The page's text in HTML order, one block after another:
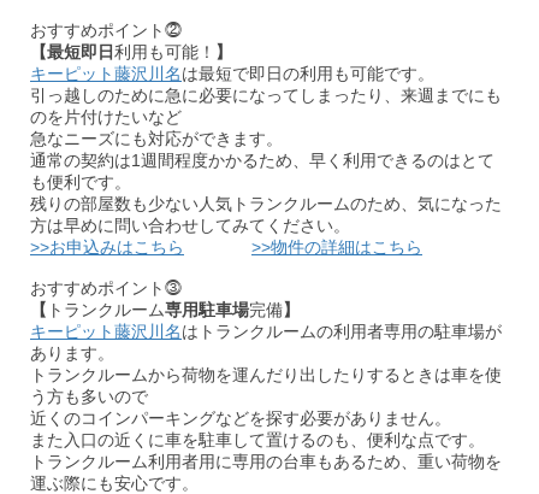
おすすめポイント⓶
【最短即日利用も可能！ 】
キーピット藤沢川名は最短で即日の利用も可能です。
引っ越しのために急に必要になってしまったり、来週までにも
のを片付けたいなど
急なニーズにも対応ができます。
通常の契約は1週間程度かかるため、早く利用できるのはとて
も便利です。
残りの部屋数も少ない人気トランクルームのため、気になった
方は早めに問い合わせしてみてください。
>>お申込みはこちら
>>物件の詳細はこちら
おすすめポイント⓷
【 トランクルーム専用駐車場完備】
キーピット藤沢川名はトランクルームの利用者専用の駐車場が
あります。
トランクルームから荷物を運んだり出したりするときは車を使
う方も多いので
近くのコインパーキングなどを探す必要がありません。
また入口の近くに車を駐車して置けるのも、便利な点です。
トランクルーム利用者用に専用の台車もあるため、重い荷物を
運ぶ際にも安心です。